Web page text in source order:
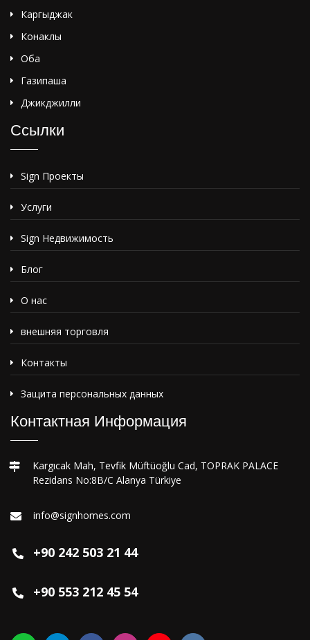
Каргыджак
Конаклы
Оба
Газипаша
Джикджилли
Ссылки
Sign Проекты
Услуги
Sign Недвижимость
Блог
О нас
внешняя торговля
Контакты
Защита персональных данных
Контактная Информация
Kargıcak Mah, Tevfik Müftüoğlu Cad, TOPRAK PALACE
Rezidans No:8B/C Alanya Türkiye
info@signhomes.com
+90 242 503 21 44
+90 553 212 45 54